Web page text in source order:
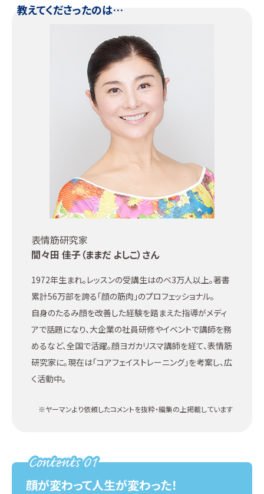
教えてくださったのは…
表情筋研究家
間々田 佳子（ままだ よしこ）さん
1972年生まれ。レッスンの受講生はのべ3万人以上。著書
累計56万部を誇る「顔の筋肉」のプロフェッショナル。
自身のたるみ顔を改善した経験を踏まえた指導がメディ
アで話題になり、大企業の社員研修やイベントで講師を務
めるなど、全国で活躍。顔ヨガカリスマ講師を経て、表情筋
研究家に。現在は「コアフェイストレーニング」を考案し、広
く活動中。
※ヤーマンより依頼したコメントを抜粋・編集の上掲載しています
顔が変わって人生が変わった！